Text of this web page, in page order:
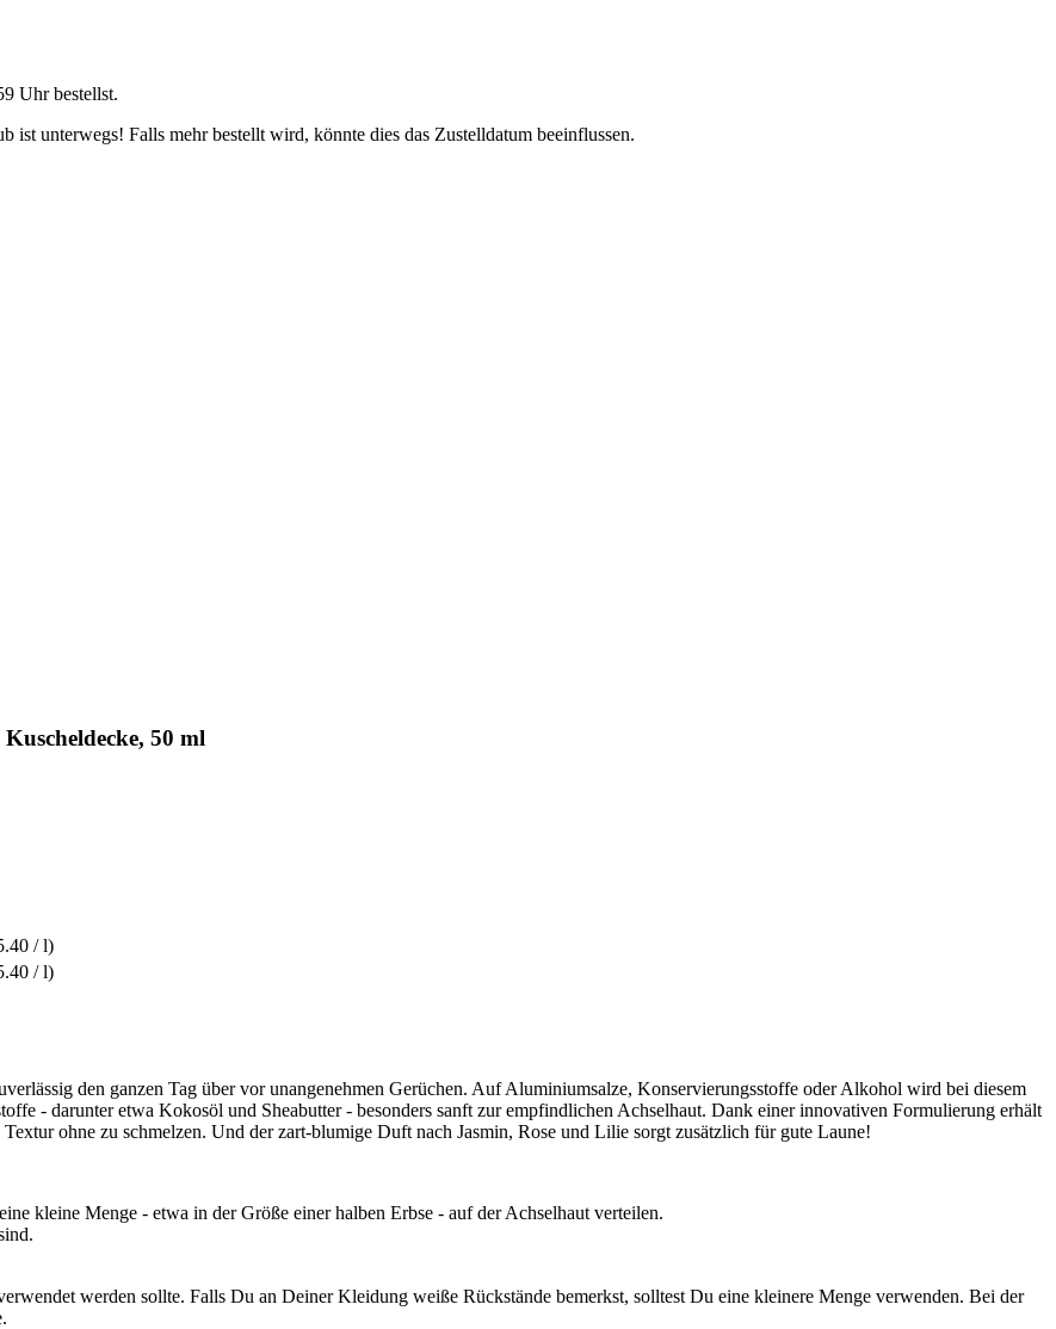
Uhrbestellst.
unterwegs! Falls mehr bestellt wird, könnte dies das Zustelldatum beeinflussen.
50 ml
/ l)
/ l)
den ganzen Tag über vor unangenehmen Gerüchen. Auf Aluminiumsalze, Konservierungsstoffe oder Alkohol wird bei diesem
- darunter etwa Kokosöl und Sheabutter - besonders sanft zur empfindlichen Achselhaut. Dank einer innovativen Formulierung erhält
ohne zu schmelzen. Und der zart-blumige Duft nach Jasmin, Rose und Lilie sorgt zusätzlich für gute Laune!
kleine Menge - etwa in der Größe einer halben Erbse - auf der Achselhaut verteilen.
werden sollte. Falls Du an Deiner Kleidung weiße Rückstände bemerkst, solltest Du eine kleinere Menge verwenden. Bei der